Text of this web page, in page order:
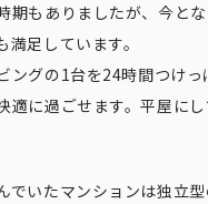
期もありましたが、今と
満足しています。
ングの1台を24時間つけっ
適に過ごせます。平屋に
でいたマンションは独立